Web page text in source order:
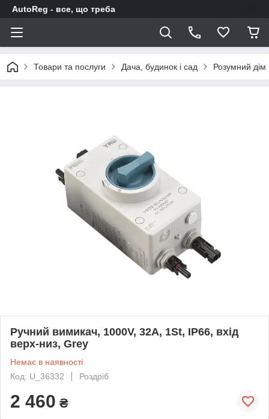
AutoReg - все, що треба
Товари та послуги Дача, будинок і сад Розумний дім
Ручний вимикач, 1000V, 32A, 1St, IP66, вхід
верх-низ, Grey
Немає в наявності
Код: U_36332
Роздріб
2 460 ₴